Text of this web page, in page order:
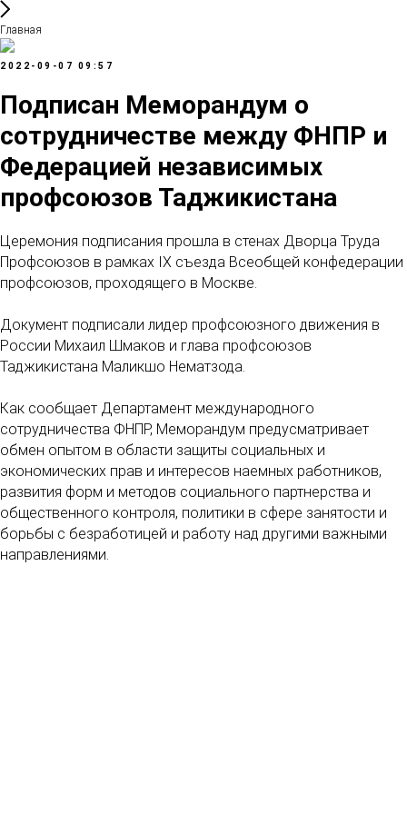
Главная
2022-09-07 09:57
Подписан Меморандум о
сотрудничестве между ФНПР и
Федерацией независимых
профсоюзов Таджикистана
Церемония подписания прошла в стенах Дворца Труда
Профсоюзов в рамках IX съезда Всеобщей конфедерации
профсоюзов, проходящего в Москве.
Документ подписали лидер профсоюзного движения в
России Михаил Шмаков и глава профсоюзов
Таджикистана Маликшо Нематзода.
Как сообщает Департамент международного
сотрудничества ФНПР, Меморандум предусматривает
обмен опытом в области защиты социальных и
экономических прав и интересов наемных работников,
развития форм и методов социального партнерства и
общественного контроля, политики в сфере занятости и
борьбы с безработицей и работу над другими важными
направлениями.